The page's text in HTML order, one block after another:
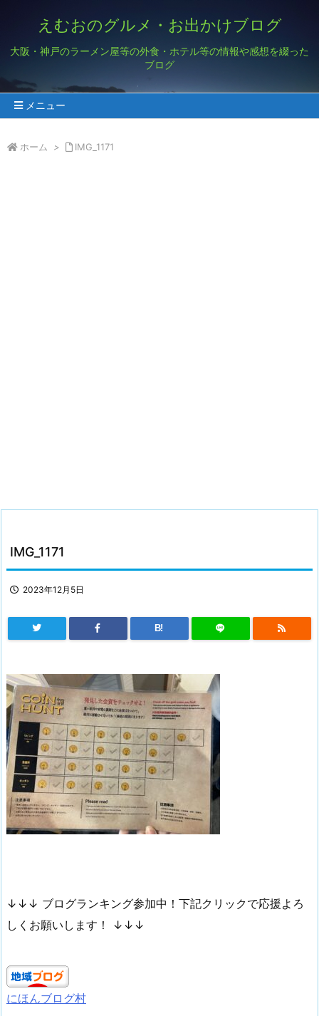
えむおのグルメ・お出かけブログ
大阪・神戸のラーメン屋等の外食・ホテル等の情報や感想を綴った
ブログ
メニュー
ホーム > IMG_1171
IMG_1171
2023年12月5日
B!
↓↓↓ ブログランキング参加中！下記クリックで応援よろ
しくお願いします！ ↓↓↓
にほんブログ村